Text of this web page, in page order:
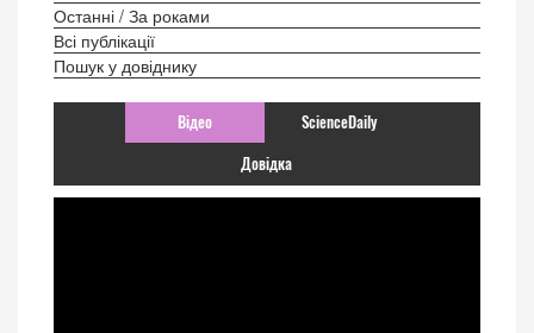
Останні / За роками
Всі публікації
Пошук у довіднику
Відео ScienceDaily
Довідка